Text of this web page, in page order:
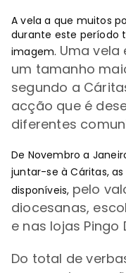
A vela a que muitos
durante este período
imagem. Uma
um tamanho
segundo a
acção que é
diferentes
De Novembro a
juntar-se à Cáritas, as
disponíveis, pelo
diocesanas,
e nas lojas Pingo
Do total de